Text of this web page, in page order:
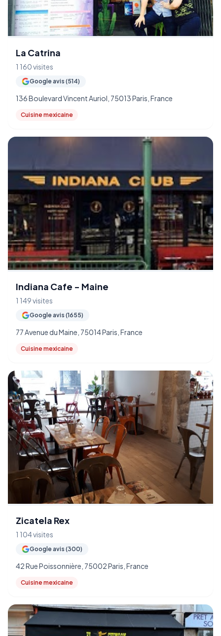
La Catrina
1 160 visites
Google avis (514)
136 Boulevard Vincent Auriol, 75013 Paris, France
Cuisine mexicaine
Indiana Cafe - Maine
1 149 visites
Google avis (1655)
77 Avenue du Maine, 75014 Paris, France
Cuisine mexicaine
Zicatela Rex
1 104 visites
Google avis (300)
42 Rue Poissonnière, 75002 Paris, France
Cuisine mexicaine